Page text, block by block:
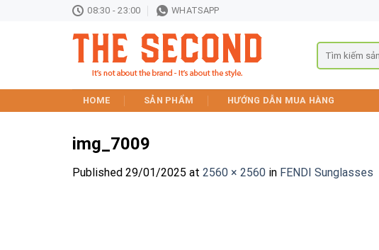
08:30 - 23:00 WHATSAPP
HOME SẢN PHẨM HƯỚNG DẪN MUA HÀNG
img_7009
Published 29/01/2025 at 2560 × 2560 in FENDI Sunglasses